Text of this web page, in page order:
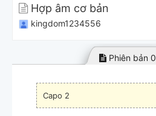
Hợp âm cơ bản
kingdom1234556
Phiên bản 0
Capo 2